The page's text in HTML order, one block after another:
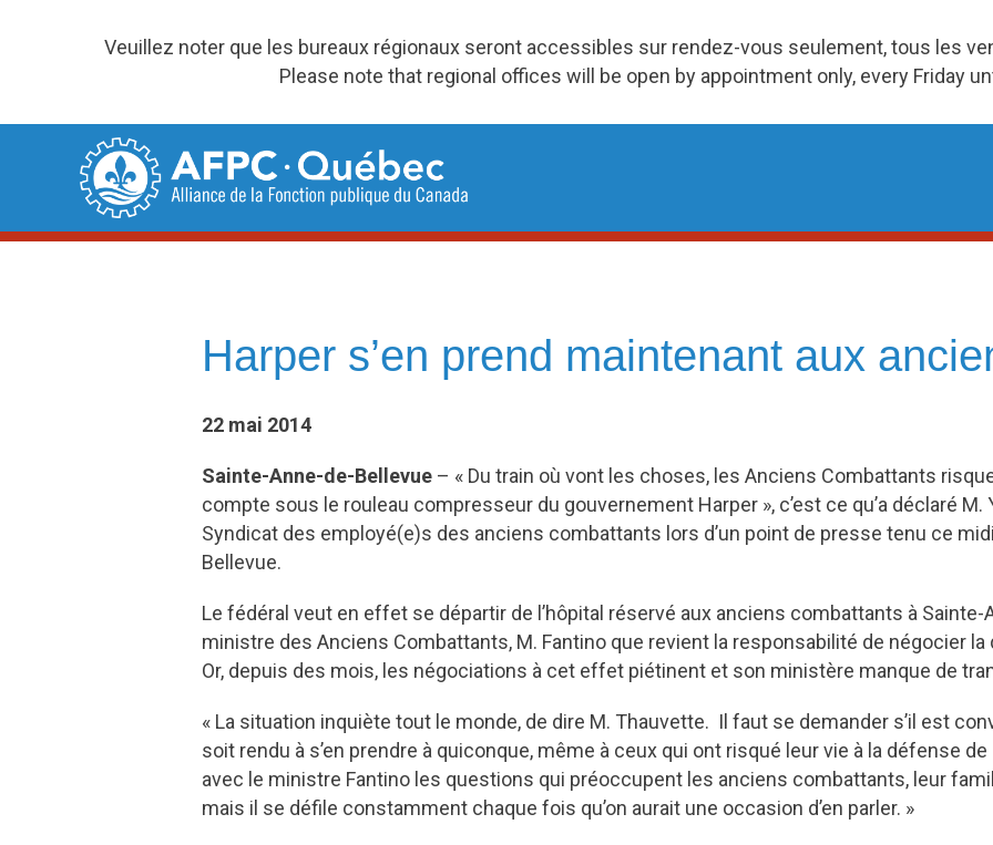
Veuillez noter que les bureaux régionaux seront accessibles sur rendez-vous seulement, tous les
Please note that regional offices will be open by appointment only, every Friday
Harper s’en prend maintenant aux
22 mai 2014
Sainte-Anne-de-Bellevue – « Du train où vont les choses, les Anciens Combattants
compte sous le rouleau compresseur du gouvernement Harper », c’est ce qu’a déclaré
Syndicat des employé(e)s des anciens combattants lors d’un point de presse tenu ce
Bellevue.
Le fédéral veut en effet se départir de l’hôpital réservé aux anciens combattants à Sainte-
ministre des Anciens Combattants, M. Fantino que revient la responsabilité de négocier la
Or, depuis des mois, les négociations à cet effet piétinent et son ministère manque de
« La situation inquiète tout le monde, de dire M. Thauvette. Il faut se demander s’il est
soit rendu à s’en prendre à quiconque, même à ceux qui ont risqué leur vie à la défense
avec le ministre Fantino les questions qui préoccupent les anciens combattants, leur
mais il se défile constamment chaque fois qu’on aurait une occasion d’en parler. »